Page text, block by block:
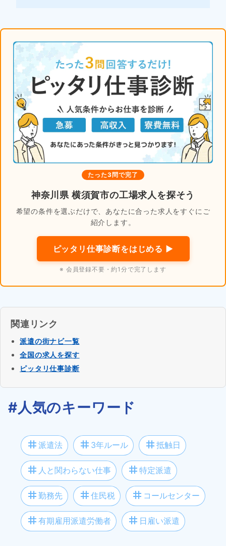
たった3問で完了
神奈川県 横須賀市の工場求人を探そう
希望の条件を選ぶだけで、あなたに合った求人をすぐにご
紹介します。
ピッタリ仕事診断をはじめる ▶
※ 会員登録不要・約1分で完了します
関連リンク
派遣の街ナビ一覧
全国の求人を探す
ピッタリ仕事診断
#人気のキーワード
tag 派遣法 tag 3年ルール tag 抵触日
tag 人と関わらない仕事 tag 特定派遣
tag 勤務先 tag 住民税 tag コールセンター
tag 有期雇用派遣労働者 tag 日雇い派遣